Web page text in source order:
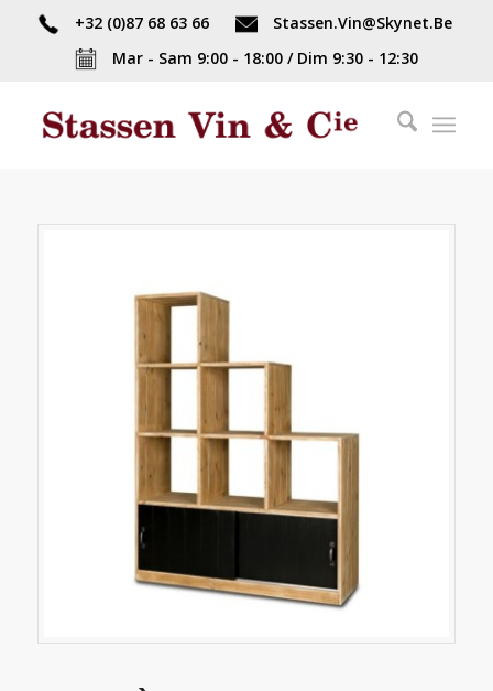
+32 (0)87 68 63 66
Stassen.Vin@Skynet.Be
Mar - Sam 9:00 - 18:00 / Dim 9:30 - 12:30